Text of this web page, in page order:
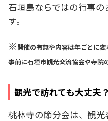
石垣島ならではの行事
す。
※ 開催の有無や内容は年ごとに
事前に石垣市観光交流協会や寺院
観光で訪れても大丈夫
桃林寺の節分会は、観